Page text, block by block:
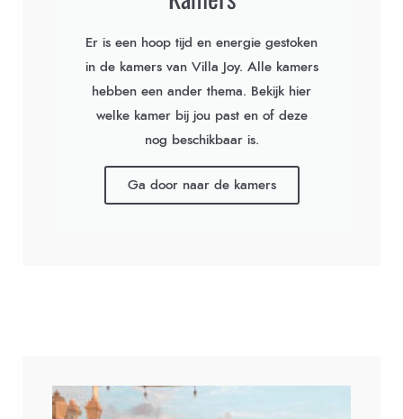
Er is een hoop tijd en energie gestoken
in de kamers van Villa Joy. Alle kamers
hebben een ander thema. Bekijk hier
welke kamer bij jou past en of deze
nog beschikbaar is.
Ga door naar de kamers